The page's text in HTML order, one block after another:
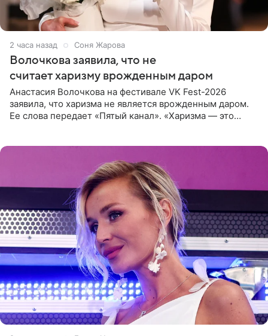
2 часа назад Соня Жарова
Волочкова заявила, что не
считает харизму врожденным даром
Анастасия Волочкова на фестивале VK Fest-2026
заявила, что харизма не является врожденным даром.
Ее слова передает «Пятый канал». «Харизма — это